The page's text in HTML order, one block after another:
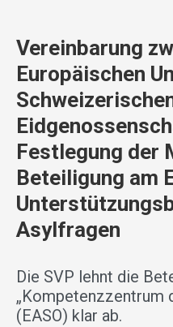
Vereinbarung
Europäischen
Festlegung der
Beteiligung am
Asylfragen
Die SVP lehnt die
„Kompetenzzentrum
(EASO) klar ab.